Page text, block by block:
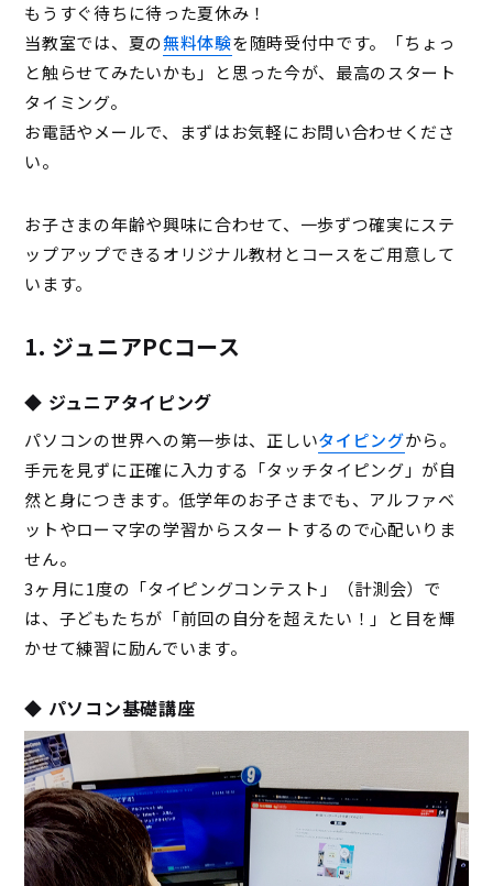
もうすぐ待ちに待った夏休み！
当教室では、夏の無料体験を随時受付中です。「ちょっ
と触らせてみたいかも」と思った今が、最高のスタート
タイミング。
お電話やメールで、まずはお気軽にお問い合わせくださ
い。
お子さまの年齢や興味に合わせて、一歩ずつ確実にステ
ップアップできるオリジナル教材とコースをご用意して
います。
1. ジュニアPCコース
◆ ジュニアタイピング
パソコンの世界への第一歩は、正しいタイピングから。
手元を見ずに正確に入力する「タッチタイピング」が自
然と身につきます。低学年のお子さまでも、アルファベ
ットやローマ字の学習からスタートするので心配いりま
せん。
3ヶ月に1度の「タイピングコンテスト」（計測会）で
は、子どもたちが「前回の自分を超えたい！」と目を輝
かせて練習に励んでいます。
◆ パソコン基礎講座